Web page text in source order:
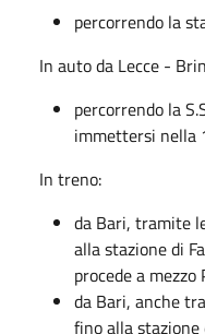
percorrendo la
In auto da Lecce -
percorrendo la
immettersi nella
In treno:
da Bari, tramite
alla stazione di
procede a
da Bari, anche
fino alla